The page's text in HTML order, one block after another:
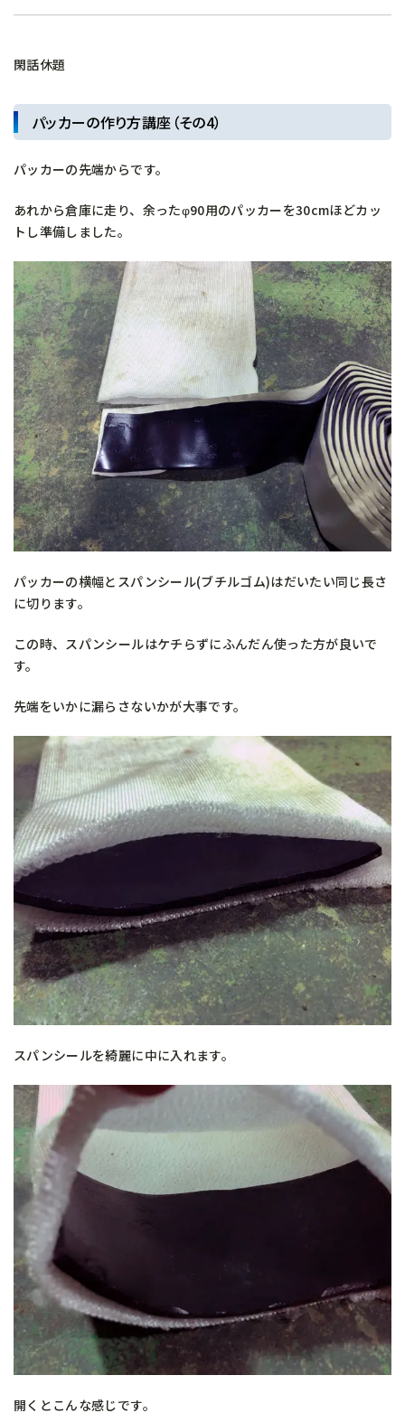
閑話休題
パッカーの作り方講座（その4）
パッカーの先端からです。
あれから倉庫に走り、余ったφ90用のパッカーを30cmほどカッ
トし準備しました。
パッカーの横幅とスパンシール(ブチルゴム)はだいたい同じ長さ
に切ります。
この時、スパンシールはケチらずにふんだん使った方が良いで
す。
先端をいかに漏らさないかが大事です。
スパンシールを綺麗に中に入れます。
開くとこんな感じです。